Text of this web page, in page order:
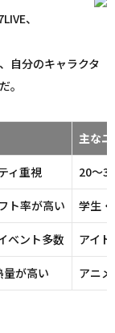
、
自分のキャラクタ
。
主な
ィ重視 20〜
ト率が高い 学生
ベント多数 アイ
量が高い アニ